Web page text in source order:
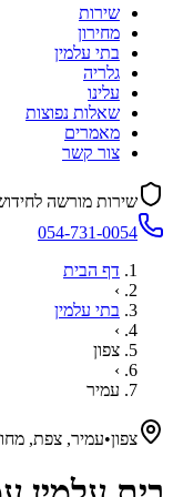
שירות
מחירון
בתי עלמין
גלריה
עלינו
שאלות נפוצות
מאמרים
צור קשר
שירות מורשה
054-731-0054
דף הבית
›
בתי עלמין
›
צפון
›
עמיר
צפון•עמיר, צפת,